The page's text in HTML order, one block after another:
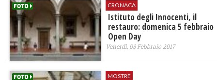
CRONACA
Istituto degli Innocenti, il
restauro: domenica 5 febbraio
Open Day
Venerdì, 03 Febbraio 2017
MOSTRE